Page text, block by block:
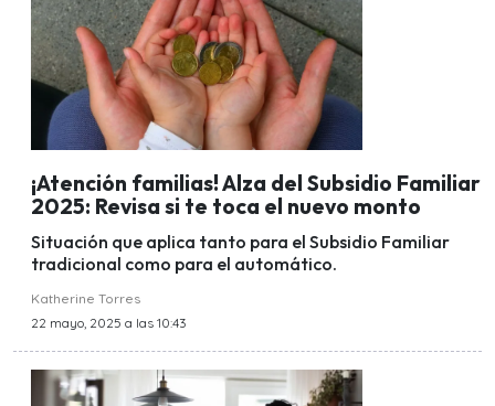
¡Atención familias! Alza del Subsidio Familiar
2025: Revisa si te toca el nuevo monto
Situación que aplica tanto para el Subsidio Familiar
tradicional como para el automático.
Katherine Torres
22 mayo, 2025 a las 10:43